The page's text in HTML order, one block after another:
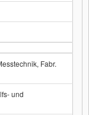
Fabr.
und